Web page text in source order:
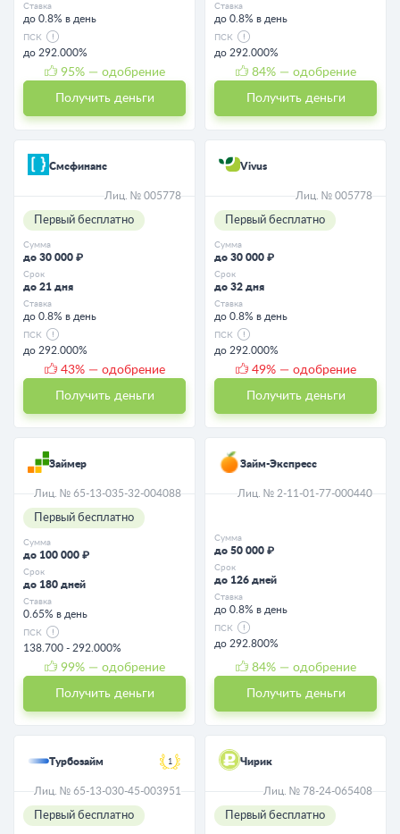
Ставка
до 0.8% в день
ПСК
до 292.000%
95% — одобрение
Получить деньги
Ставка
до 0.8% в день
ПСК
до 292.000%
84% — одобрение
Получить деньги
Смсфинанс
Лиц. № 005778
Первый бесплатно
Сумма
до 30 000 ₽
Срок
до 21 дня
Ставка
до 0.8% в день
ПСК
до 292.000%
43% — одобрение
Получить деньги
Vivus
Лиц. № 005778
Первый бесплатно
Сумма
до 30 000 ₽
Срок
до 32 дня
Ставка
до 0.8% в день
ПСК
до 292.000%
49% — одобрение
Получить деньги
Займер
Лиц. № 65-13-035-32-004088
Первый бесплатно
Сумма
до 100 000 ₽
Срок
до 180 дней
Ставка
0.65% в день
ПСК
138.700 - 292.000%
99% — одобрение
Получить деньги
Займ-Экспресс
Лиц. № 2-11-01-77-000440
Сумма
до 50 000 ₽
Срок
до 126 дней
Ставка
до 0.8% в день
ПСК
до 292.800%
84% — одобрение
Получить деньги
Турбозайм 1
Лиц. № 65-13-030-45-003951
Первый бесплатно
Чирик
Лиц. № 78-24-065408
Первый бесплатно